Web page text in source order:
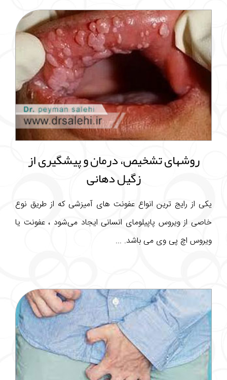
روشهای تشخیص، درمان و پیشگیری از
زگیل دهانی
یکی از رایج ترین انواع عفونت های آمیزشی که از طریق نوع
خاصی از ویروس پاپیلومای انسانی ایجاد می‌شود ، عفونت یا
ویروس اچ پی وی می باشد. ...